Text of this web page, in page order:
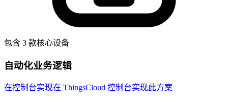
包含 3 款核心设备
自动化业务逻辑
在控制台实现在 ThingsCloud 控制台实现此方案